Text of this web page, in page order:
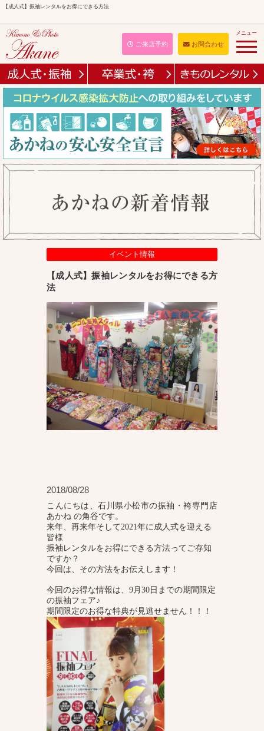
【成人式】振袖レンタルをお得にできる方法
ご来店予約 お問合わせ
メニュー
イベント情報
【成人式】振袖レンタルをお得にできる方
法
2018/08/28
こんにちは、石川県小松市の振袖・袴専門店
あかね の角谷です。
来年、再来年そして2021年に成人式を迎える
皆様
振袖レンタルをお得にできる方法ってご存知
ですか？
今回は、その方法をお伝えします！
今回のお得な情報は、9月30日までの期間限定
の振袖フェア♪
期間限定のお得な特典が見逃せません！！！